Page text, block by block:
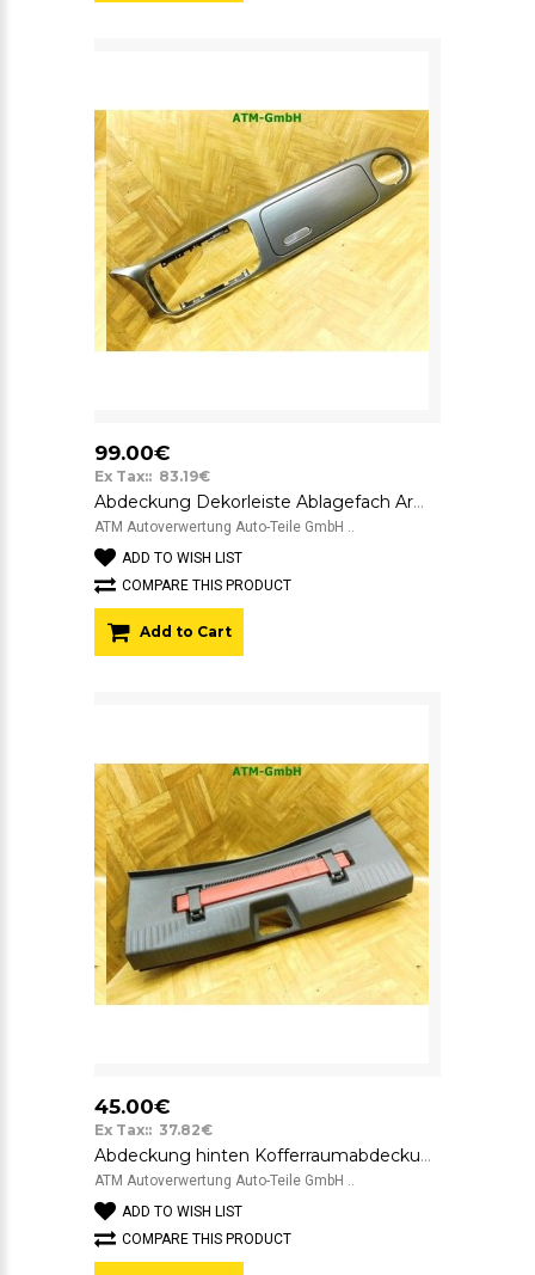
99.00€
Ex Tax:: 83.19€
Abdeckung Dekorleiste Ablagefach Armaturenbrett VW Käfer Beetle 5C1 5C1858342A
ATM Autoverwertung Auto-Teile GmbH ..
ADD TO WISH LIST
COMPARE THIS PRODUCT
Add to Cart
45.00€
Ex Tax:: 37.82€
Abdeckung hinten Kofferraumabdeckung VW Käfer Beetle 5C1 5C5863459B
ATM Autoverwertung Auto-Teile GmbH ..
ADD TO WISH LIST
COMPARE THIS PRODUCT